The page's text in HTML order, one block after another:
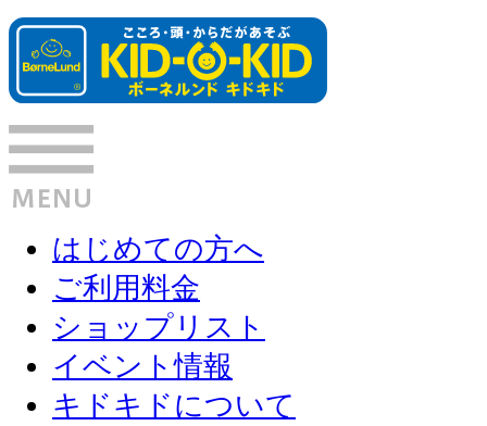
はじめての方へ
ご利用料金
ショップリスト
イベント情報
キドキドについて